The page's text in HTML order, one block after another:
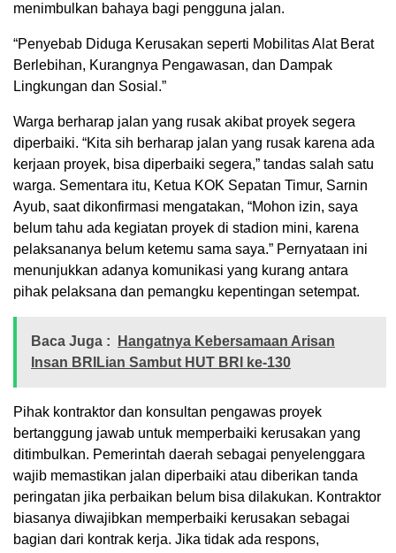
menimbulkan bahaya bagi pengguna jalan.
“Penyebab Diduga Kerusakan seperti Mobilitas Alat Berat
Berlebihan, Kurangnya Pengawasan, dan Dampak
Lingkungan dan Sosial.”
Warga berharap jalan yang rusak akibat proyek segera
diperbaiki. “Kita sih berharap jalan yang rusak karena ada
kerjaan proyek, bisa diperbaiki segera,” tandas salah satu
warga. Sementara itu, Ketua KOK Sepatan Timur, Sarnin
Ayub, saat dikonfirmasi mengatakan, “Mohon izin, saya
belum tahu ada kegiatan proyek di stadion mini, karena
pelaksananya belum ketemu sama saya.” Pernyataan ini
menunjukkan adanya komunikasi yang kurang antara
pihak pelaksana dan pemangku kepentingan setempat.
Baca Juga :
Hangatnya Kebersamaan Arisan
Insan BRILian Sambut HUT BRI ke-130
Pihak kontraktor dan konsultan pengawas proyek
bertanggung jawab untuk memperbaiki kerusakan yang
ditimbulkan. Pemerintah daerah sebagai penyelenggara
wajib memastikan jalan diperbaiki atau diberikan tanda
peringatan jika perbaikan belum bisa dilakukan. Kontraktor
biasanya diwajibkan memperbaiki kerusakan sebagai
bagian dari kontrak kerja. Jika tidak ada respons,